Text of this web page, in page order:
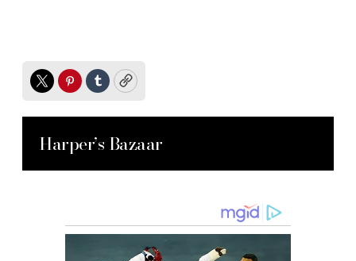
TwitterPinterest
TumblrCopy
Harper’s Bazaar